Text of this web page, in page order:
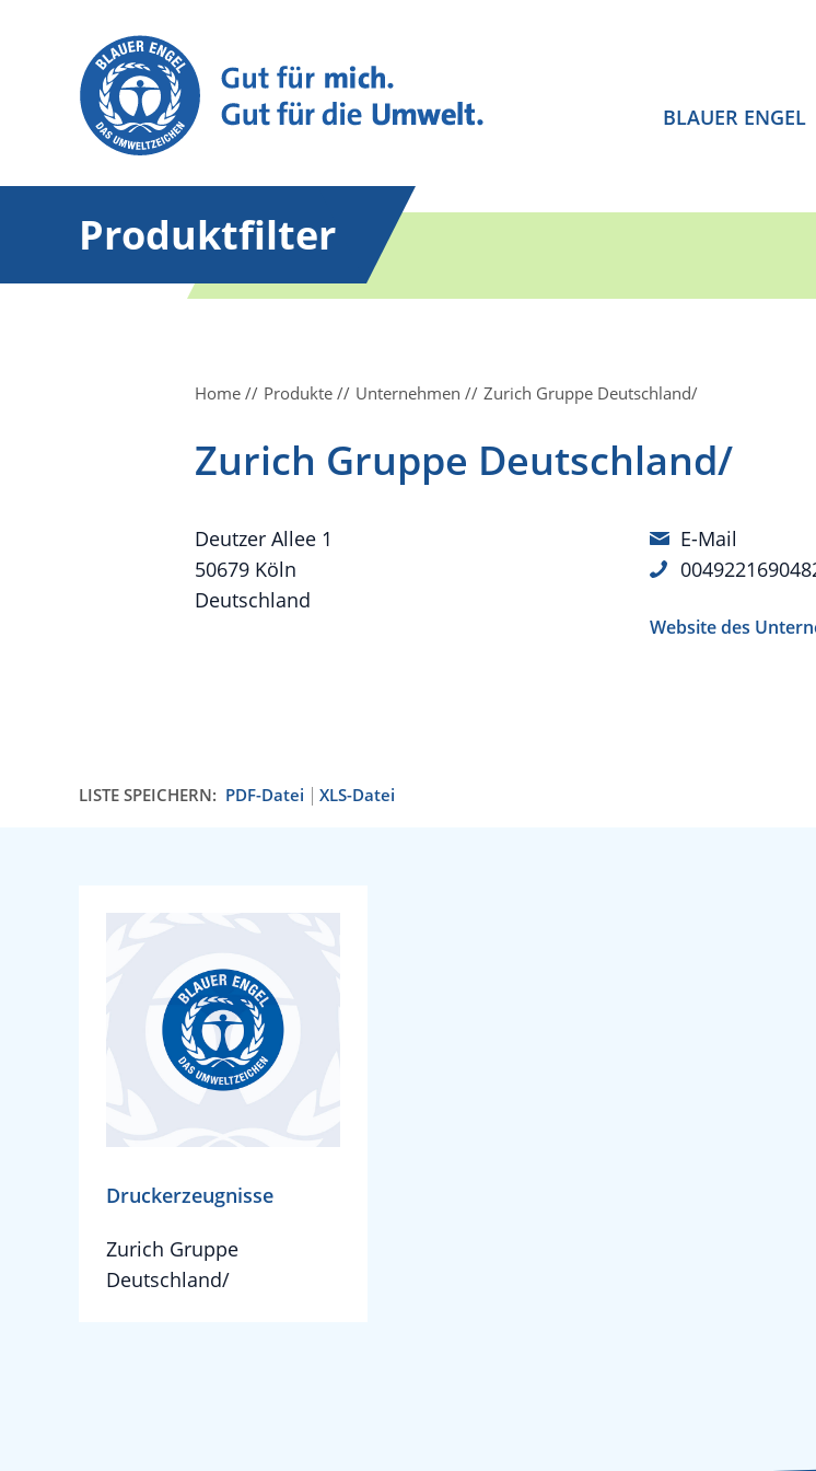
BLAUER ENGEL
Produktfilter
Home Produkte Unternehmen Zurich Gruppe Deutschland/
Zurich Gruppe Deutschland/
Deutzer Allee 1
50679 Köln
Deutschland
E-Mail
Website des
LISTE SPEICHERN: PDF-Datei XLS-Datei
Druckerzeugnisse
Zurich Gruppe
Deutschland/